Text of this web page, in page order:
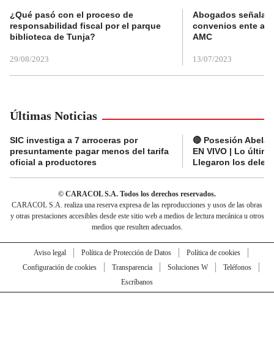
¿Qué pasó con el proceso de
responsabilidad fiscal por el parque
biblioteca de Tunja?
29/08/2023
Abogados
convenios ente
AMC
13/07/2023
Últimas Noticias
SIC investiga a 7 arroceras por
presuntamente pagar menos del tarifa
oficial a productores
🔴 Posesión
EN VIVO | Lo
Llegaron los
© CARACOL S.A. Todos los derechos reservados.
CARACOL S.A. realiza una reserva expresa de las reproducciones y usos de las obras
y otras prestaciones accesibles desde este sitio web a medios de lectura mecánica u otros
medios que resulten adecuados.
Aviso legal Política de Protección de Datos
Política de cookies
Configuración de cookies
Transparencia Soluciones W
Teléfonos
Escríbanos